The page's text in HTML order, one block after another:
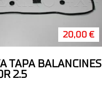
20,00 €
TAPA BALANCINES
2.5